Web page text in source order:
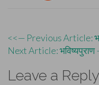
Post
navigation
<<— Previous Article:
Next Article: भविष्यपुराण
Leave a Reply